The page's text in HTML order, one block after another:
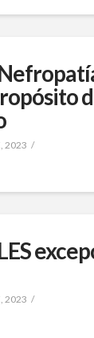
2023
2023